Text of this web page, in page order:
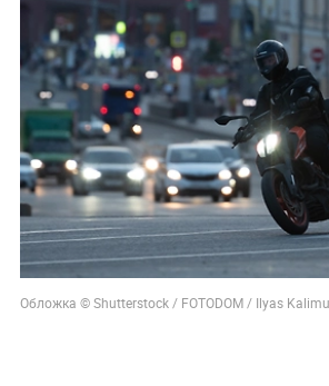
Обложка © Shutterstock / FOTODOM / Ilyas